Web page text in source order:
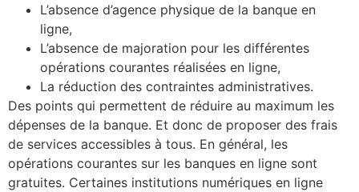
L’absence d’agence physique de la banque en
ligne,
L’absence de majoration pour les différentes
opérations courantes réalisées en ligne,
La réduction des contraintes administratives.
Des points qui permettent de réduire au maximum les
dépenses de la banque. Et donc de proposer des frais
de services accessibles à tous. En général, les
opérations courantes sur les banques en ligne sont
gratuites. Certaines institutions numériques en ligne